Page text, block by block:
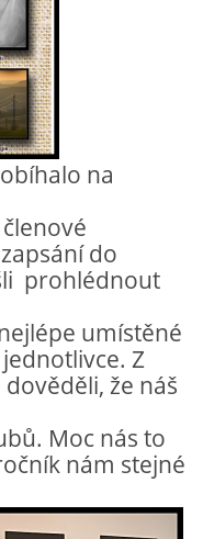
na
do
prohlédnout
umístěné
Z
že náš
Moc nás to
nám stejné